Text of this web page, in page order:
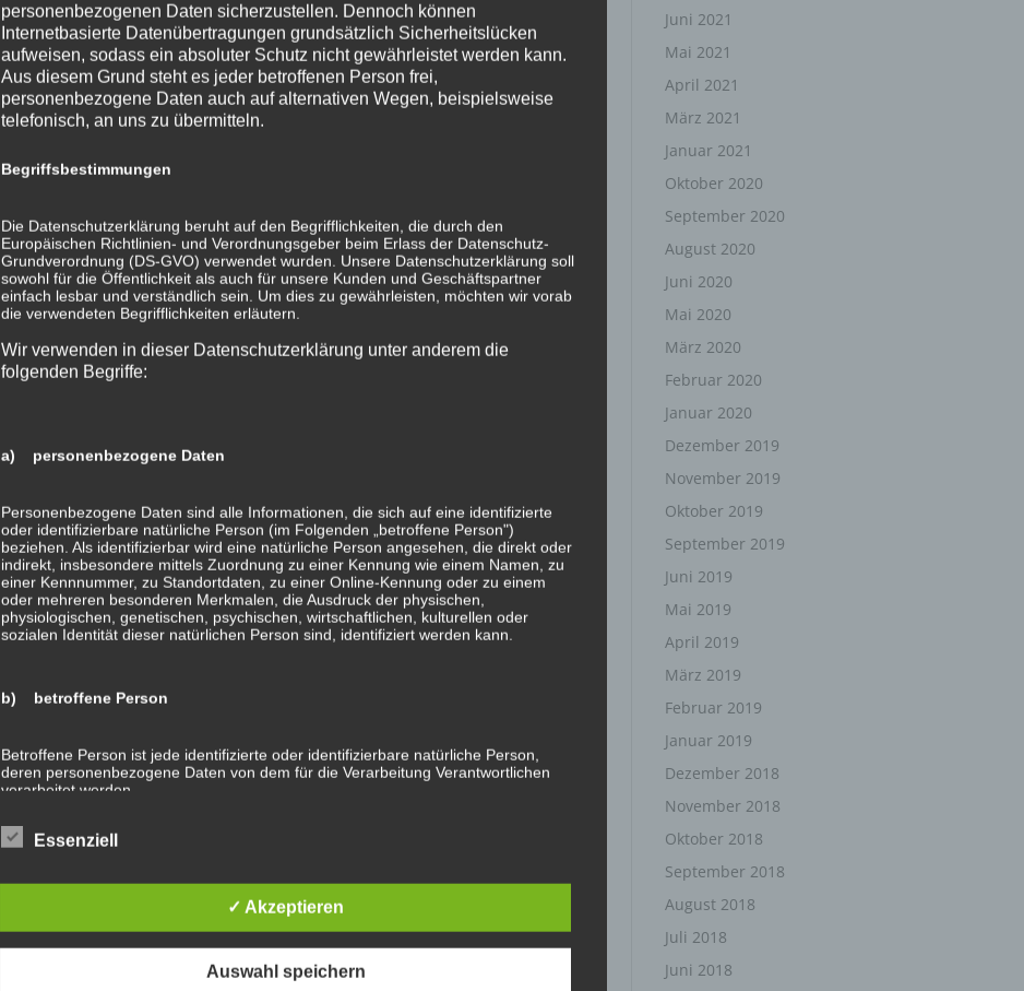
Juni 2021
Mai 2021
April 2021
März 2021
Januar 2021
Oktober 2020
September 2020
August 2020
Juni 2020
Mai 2020
März 2020
Februar 2020
Januar 2020
Dezember 2019
November 2019
Oktober 2019
September 2019
Juni 2019
Mai 2019
April 2019
März 2019
Februar 2019
Januar 2019
Dezember 2018
November 2018
Oktober 2018
September 2018
August 2018
Juli 2018
Juni 2018
personenbezogenen Daten sicherzustellen. Dennoch können
Internetbasierte Datenübertragungen grundsätzlich Sicherheitslücken
aufweisen, sodass ein absoluter Schutz nicht gewährleistet werden kann.
Aus diesem Grund steht es jeder betroffenen Person frei,
personenbezogene Daten auch auf alternativen Wegen, beispielsweise
telefonisch, an uns zu übermitteln.
Begriffsbestimmungen
Die Datenschutzerklärung beruht auf den Begrifflichkeiten, die durch den
Europäischen Richtlinien- und Verordnungsgeber beim Erlass der Datenschutz-
Grundverordnung (DS-GVO) verwendet wurden. Unsere Datenschutzerklärung soll
sowohl für die Öffentlichkeit als auch für unsere Kunden und Geschäftspartner
einfach lesbar und verständlich sein. Um dies zu gewährleisten, möchten wir vorab
die verwendeten Begrifflichkeiten erläutern.
Wir verwenden in dieser Datenschutzerklärung unter anderem die
folgenden Begriffe:
a) personenbezogene Daten
Personenbezogene Daten sind alle Informationen, die sich auf eine identifizierte
oder identifizierbare natürliche Person (im Folgenden „betroffene Person")
beziehen. Als identifizierbar wird eine natürliche Person angesehen, die direkt oder
indirekt, insbesondere mittels Zuordnung zu einer Kennung wie einem Namen, zu
einer Kennnummer, zu Standortdaten, zu einer Online-Kennung oder zu einem
oder mehreren besonderen Merkmalen, die Ausdruck der physischen,
physiologischen, genetischen, psychischen, wirtschaftlichen, kulturellen oder
sozialen Identität dieser natürlichen Person sind, identifiziert werden kann.
b) betroffene Person
Betroffene Person ist jede identifizierte oder identifizierbare natürliche Person,
deren personenbezogene Daten von dem für die Verarbeitung Verantwortlichen
verarbeitet werden.
c) Verarbeitung
Verarbeitung ist jeder mit oder ohne Hilfe automatisierter Verfahren ausgeführte
personenbezogenen Daten wie das Erheben, das Erfassen, die Organisation, das
Ordnen, die Speicherung, die Anpassung oder Veränderung, das Auslesen, das
Abfragen, die Verwendung, die Offenlegung durch Übermittlung, Verbreitung oder
Essenziell
✓ Akzeptieren
Auswahl speichern